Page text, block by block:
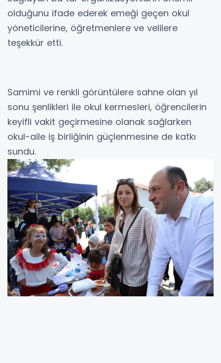
olduğunu ifade ederek emeği geçen okul
yöneticilerine, öğretmenlere ve velilere
teşekkür etti.
Samimi ve renkli görüntülere sahne olan yıl
sonu şenlikleri ile okul kermesleri, öğrencilerin
keyifli vakit geçirmesine olanak sağlarken
okul-aile iş birliğinin güçlenmesine de katkı
sundu.